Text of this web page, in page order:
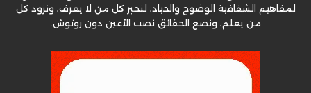
لمفاهيم الشفافية الوضوح والحياد، لنحبر كل من لا يعرف، ونزود كل
من يعلم، ونضع الحقائق نصب الأعين دون روتوش.